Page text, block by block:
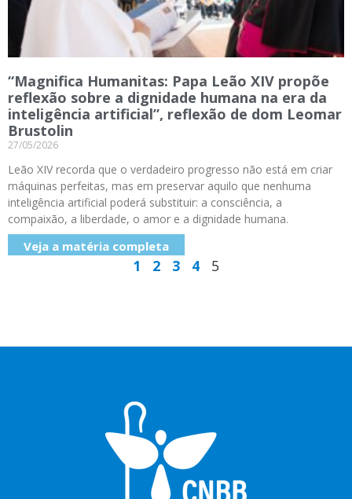
“Magnifica Humanitas: Papa Leão XIV propõe
reflexão sobre a dignidade humana na era da
inteligência artificial”, reflexão de dom Leomar
Brustolin
27/05/2026
Leão XIV recorda que o verdadeiro progresso não está em criar
máquinas perfeitas, mas em preservar aquilo que nenhuma
inteligência artificial poderá substituir: a consciência, a
compaixão, a liberdade, o amor e a dignidade humana.
Veja a matéria completa
1 2 3 4 5